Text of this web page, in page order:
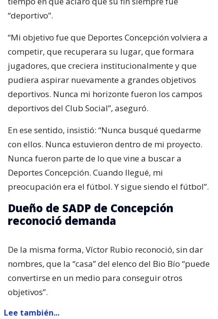
“deportivo”.
“Mi objetivo fue que Deportes Concepción volviera a
competir, que recuperara su lugar, que formara
jugadores, que creciera institucionalmente y que
pudiera aspirar nuevamente a grandes objetivos
deportivos. Nunca mi horizonte fueron los campos
deportivos del Club Social”, aseguró.
En ese sentido, insistió: “Nunca busqué quedarme
con ellos. Nunca estuvieron dentro de mi proyecto.
Nunca fueron parte de lo que vine a buscar a
Deportes Concepción. Cuando llegué, mi
preocupación era el fútbol. Y sigue siendo el fútbol”.
Dueño de SADP de Concepción
reconoció demanda
De la misma forma, Víctor Rubio reconoció, sin dar
nombres, que la “casa” del elenco del Bio Bío “puede
convertirse en un medio para conseguir otros
objetivos”.
Lee también...